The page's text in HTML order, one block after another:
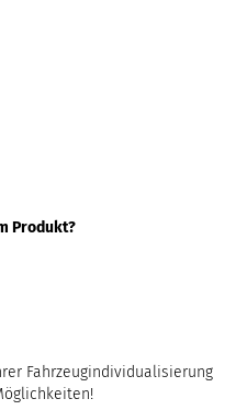
Produkt?
Fahrzeugindividualisierung